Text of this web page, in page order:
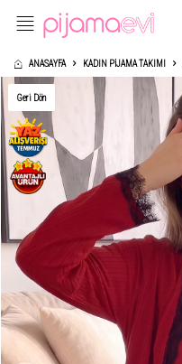
ANASAYFA KADIN PIJAMA TAKIMI
Geri Dön